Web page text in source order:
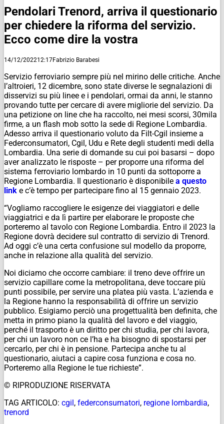
Pendolari Trenord, arriva il questionario
per chiedere la riforma del servizio.
Ecco come dire la vostra
14/12/202212:17Fabrizio Barabesi
Servizio ferroviario sempre più nel mirino delle critiche. Anche
l’altroieri, 12 dicembre, sono state diverse le segnalazioni di
disservizi su più linee e i pendolari, ormai da anni, le stanno
provando tutte per cercare di avere migliorie del servizio. Da
una petizione on line che ha raccolto, nei mesi scorsi, 30mila
firme, a un flash mob sotto la sede di Regione Lombardia.
Adesso arriva il questionario voluto da Filt-Cgil insieme a
Federconsumatori, Cgil, Udu e Rete degli studenti medi della
Lombardia. Una serie di domande su cui poi basarsi – dopo
aver analizzato le risposte – per proporre una riforma del
sistema ferroviario lombardo in 10 punti da sottoporre a
Regione Lombardia. Il questionario è disponibile a questo
link e c’è tempo per partecipare fino al 15 gennaio 2023.
“Vogliamo raccogliere le esigenze dei viaggiatori e delle
viaggiatrici e da lì partire per elaborare le proposte che
porteremo al tavolo con Regione Lombardia. Entro il 2023 la
Regione dovrà decidere sul contratto di servizio di Trenord.
Ad oggi c’è una certa confusione sul modello da proporre,
anche in relazione alla qualità del servizio.
Noi diciamo che occorre cambiare: il treno deve offrire un
servizio capillare come la metropolitana, deve toccare più
punti possibile, per servire una platea più vasta. L’azienda e
la Regione hanno la responsabilità di offrire un servizio
pubblico. Esigiamo perciò una progettualità ben definita, che
metta in primo piano la qualità del lavoro e del viaggio,
perché il trasporto è un diritto per chi studia, per chi lavora,
per chi un lavoro non ce l’ha e ha bisogno di spostarsi per
cercarlo, per chi è in pensione. Partecipa anche tu al
questionario, aiutaci a capire cosa funziona e cosa no.
Porteremo alla Regione le tue richieste”.
© RIPRODUZIONE RISERVATA
TAG ARTICOLO: cgil, federconsumatori, regione lombardia,
trenord